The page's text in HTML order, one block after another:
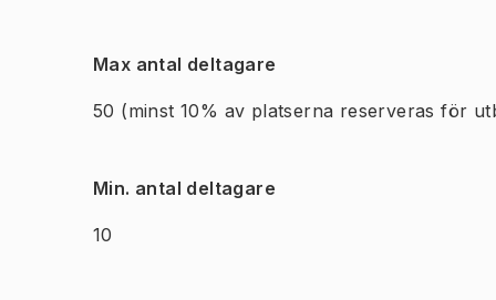
Max antal deltagare
50 (minst 10% av platserna reserveras för
Min. antal deltagare
10